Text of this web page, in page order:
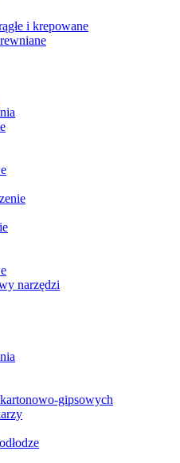
i krepowane
narzędzi
gipsowych